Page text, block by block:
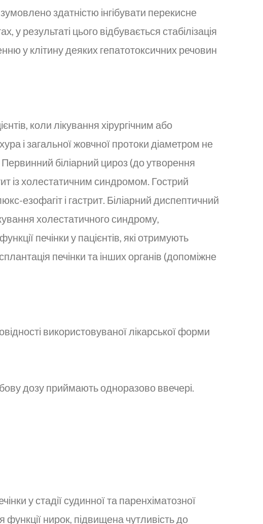
здатністю інгібувати перекисне
результаті цього відбувається стабілізація
у клітину деяких гепатотоксичних речовин
коли лікування хірургічним або
і загальної жовчної протоки діаметром не
Первинний біліарний цироз (до утворення
із холестатичним синдромом. Гострий
езофагіт і гастрит. Біліарний диспептичний
холестатичного синдрому,
печінки у пацієнтів, які отримують
печінки та інших органів (допоміжне
використовуваної лікарської форми
дозу приймають одноразово ввечері.
у стадії судинної та паренхіматозної
нирок, підвищена чутливість до